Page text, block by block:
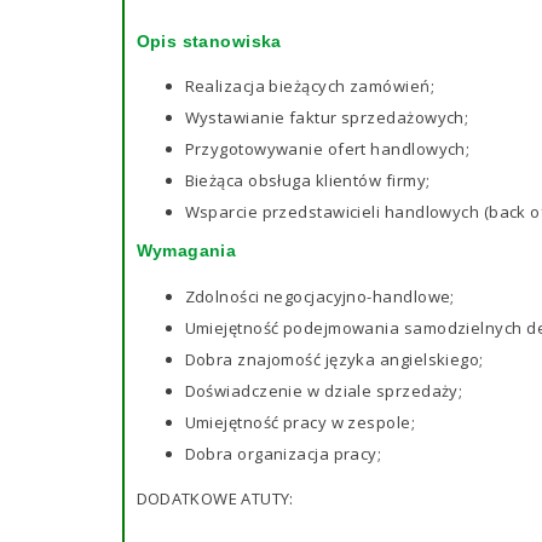
Opis stanowiska
Realizacja bieżących zamówień;
Wystawianie faktur sprzedażowych;
Przygotowywanie ofert handlowych;
Bieżąca obsługa klientów firmy;
Wsparcie przedstawicieli handlowych (back
Wymagania
Zdolności negocjacyjno-handlowe;
Umiejętność podejmowania samodzielnych
Dobra znajomość języka angielskiego;
Doświadczenie w dziale sprzedaży;
Umiejętność pracy w zespole;
Dobra organizacja pracy;
DODATKOWE ATUTY: